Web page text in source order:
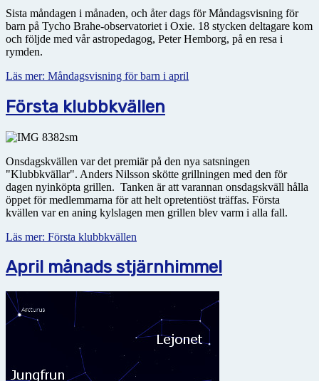
Sista måndagen i månaden, och åter dags för Måndagsvisning för
barn på Tycho Brahe-observatoriet i Oxie. 18 stycken deltagare kom
och följde med vår astropedagog, Peter Hemborg, på en resa i
rymden.
Läs mer: Måndagsvisning för barn i april
Första klubbkvällen
Onsdagskvällen var det premiär på den nya satsningen
"Klubbkvällar". Anders Nilsson skötte grillningen med den för
dagen nyinköpta grillen. Tanken är att varannan onsdagskväll hålla
öppet för medlemmarna för att helt opretentiöst träffas. Första
kvällen var en aning kylslagen men grillen blev varm i alla fall.
Läs mer: Första klubbkvällen
April månads stjärnhimmel